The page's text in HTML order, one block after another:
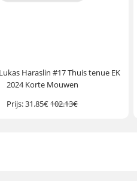
Haraslin #17 Thuis tenue EK
2024 Korte Mouwen
Prijs:31.85€102.13€